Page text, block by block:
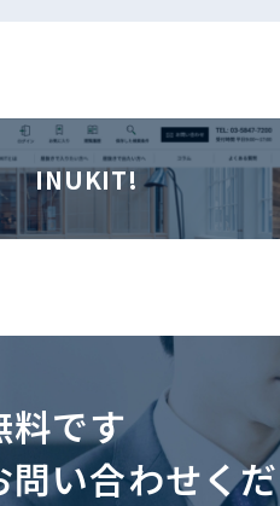
INUKIT!
料です
問い合わせく